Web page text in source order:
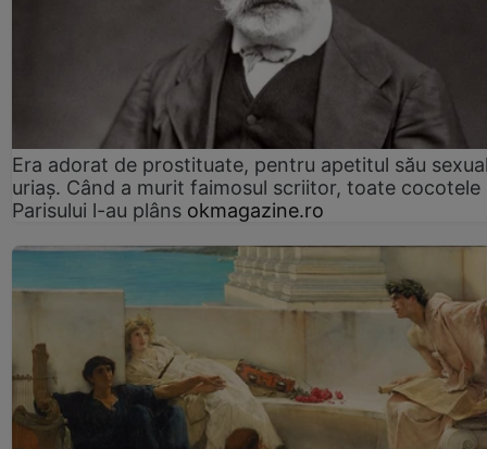
Era adorat de prostituate, pentru apetitul său
uriaș. Când a murit faimosul scriitor, toate cocotele
Parisului l-au plâns okmagazine.ro